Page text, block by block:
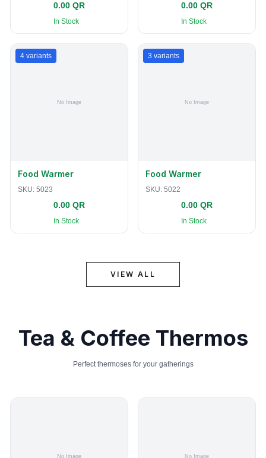
0.00 QR
In Stock
0.00 QR
In Stock
4 variants
Food Warmer
SKU: 5023
0.00 QR
In Stock
3 variants
Food Warmer
SKU: 5022
0.00 QR
In Stock
VIEW ALL
Tea & Coffee Thermos
Perfect thermoses for your gatherings